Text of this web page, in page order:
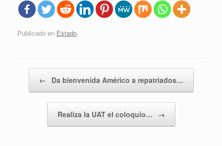
Publicado en Estado.
← Da bienvenida Américo a repatriados…
Realiza la UAT el coloquio… →